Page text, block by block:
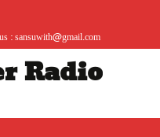
: sansuwith@gmail.com
Radio